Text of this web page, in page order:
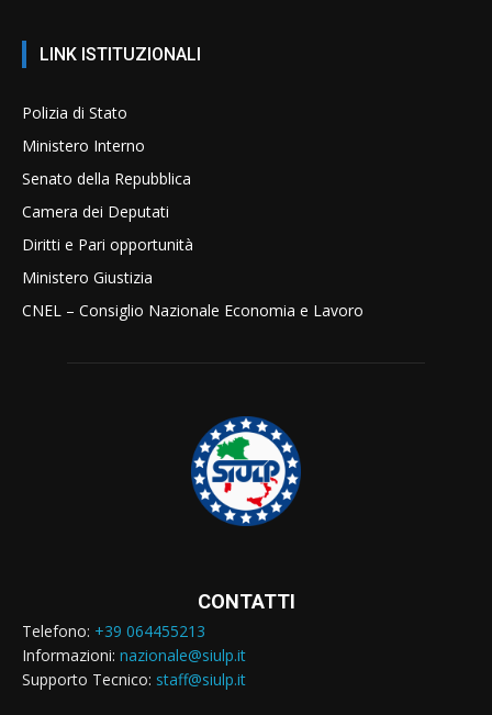
LINK ISTITUZIONALI
Polizia di Stato
Ministero Interno
Senato della Repubblica
Camera dei Deputati
Diritti e Pari opportunità
Ministero Giustizia
CNEL – Consiglio Nazionale Economia e Lavoro
CONTATTI
Telefono: +39 064455213
Informazioni: nazionale@siulp.it
Supporto Tecnico: staff@siulp.it